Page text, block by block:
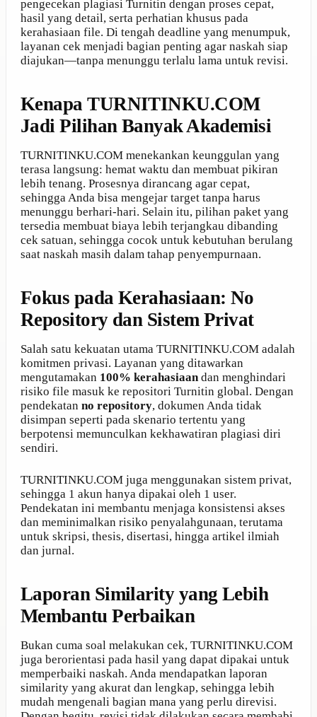
pengecekan plagiasi Turnitin dengan proses cepat,
hasil yang detail, serta perhatian khusus pada
kerahasiaan file. Di tengah deadline yang menumpuk,
layanan cek menjadi bagian penting agar naskah siap
diajukan—tanpa menunggu terlalu lama untuk revisi.
Kenapa TURNITINKU.COM
Jadi Pilihan Banyak Akademisi
TURNITINKU.COM menekankan keunggulan yang
terasa langsung: hemat waktu dan membuat pikiran
lebih tenang. Prosesnya dirancang agar cepat,
sehingga Anda bisa mengejar target tanpa harus
menunggu berhari-hari. Selain itu, pilihan paket yang
tersedia membuat biaya lebih terjangkau dibanding
cek satuan, sehingga cocok untuk kebutuhan berulang
saat naskah masih dalam tahap penyempurnaan.
Fokus pada Kerahasiaan: No
Repository dan Sistem Privat
Salah satu kekuatan utama TURNITINKU.COM adalah
komitmen privasi. Layanan yang ditawarkan
mengutamakan 100% kerahasiaandan menghindari
risiko file masuk ke repositori Turnitin global. Dengan
pendekatan no repository, dokumen Anda tidak
disimpan seperti pada skenario tertentu yang
berpotensi memunculkan kekhawatiran plagiasi diri
sendiri.
TURNITINKU.COM juga menggunakan sistem privat,
sehingga 1 akun hanya dipakai oleh 1 user.
Pendekatan ini membantu menjaga konsistensi akses
dan meminimalkan risiko penyalahgunaan, terutama
untuk skripsi, thesis, disertasi, hingga artikel ilmiah
dan jurnal.
Laporan Similarity yang Lebih
Membantu Perbaikan
Bukan cuma soal melakukan cek, TURNITINKU.COM
juga berorientasi pada hasil yang dapat dipakai untuk
memperbaiki naskah. Anda mendapatkan laporan
similarity yang akurat dan lengkap, sehingga lebih
mudah mengenali bagian mana yang perlu direvisi.